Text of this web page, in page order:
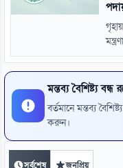
মন্তব্য বৈশিষ্ট্য বন্ধ
বর্তমানে মন্তব্য
করুন।
সর্বশেষ জনপ্রিয়